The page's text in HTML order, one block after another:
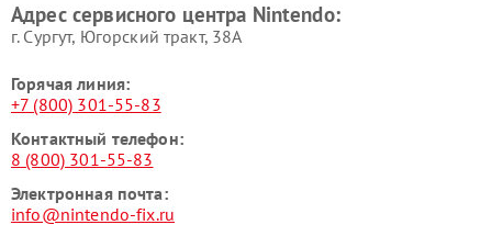
Адрес сервисного центра Nintendo:
г. Сургут, Югорский тракт, 38А
Горячая линия:
+7 (800) 301-55-83
Контактный телефон:
8 (800) 301-55-83
Электронная почта:
info@nintendo-fix.ru